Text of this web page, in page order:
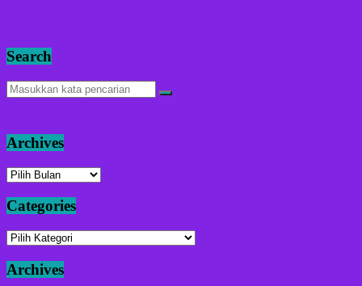
Search
Archives
Archives
Categories
Categories
Archives